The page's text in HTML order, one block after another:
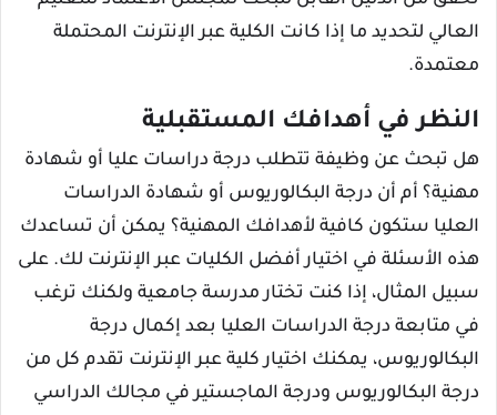
العالي لتحديد ما إذا كانت الكلية عبر الإنترنت المحتملة
معتمدة.
النظر في أهدافك المستقبلية
هل تبحث عن وظيفة تتطلب درجة دراسات عليا أو شهادة
مهنية؟ أم أن درجة البكالوريوس أو شهادة الدراسات
العليا ستكون كافية لأهدافك المهنية؟ يمكن أن تساعدك
هذه الأسئلة في اختيار أفضل الكليات عبر الإنترنت لك. على
سبيل المثال، إذا كنت تختار مدرسة جامعية ولكنك ترغب
في متابعة درجة الدراسات العليا بعد إكمال درجة
البكالوريوس، يمكنك اختيار كلية عبر الإنترنت تقدم كل من
درجة البكالوريوس ودرجة الماجستير في مجالك الدراسي